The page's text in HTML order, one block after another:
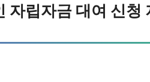
자립자금 대여 신청